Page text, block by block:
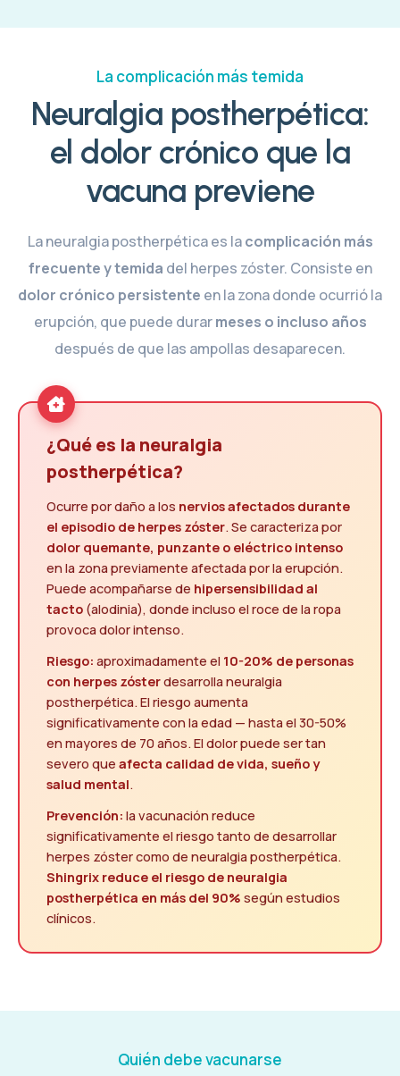
La complicación más temida
Neuralgia postherpética:
el dolor crónico que la
vacuna previene
La neuralgia postherpética es lacomplicación más
frecuente y temida del herpes zóster. Consiste en
dolor crónico persistente en la zona donde ocurrió la
erupción, que puede durarmeses o incluso años
después de que las ampollas desaparecen.
¿Qué es la neuralgia
postherpética?
Ocurre por daño a los nervios afectados durante
el episodio de herpes zóster. Se caracteriza por
dolor quemante, punzante o eléctrico intenso
en la zona previamente afectada por la erupción.
Puede acompañarse de hipersensibilidad al
tacto (alodinia), donde incluso el roce de la ropa
provoca dolor intenso.
Riesgo: aproximadamente el 10-20% de personas
con herpes zósterdesarrolla neuralgia
postherpética. El riesgo aumenta
significativamente con la edad — hasta el 30-50%
en mayores de 70 años. El dolor puede ser tan
severo que afecta calidad de vida, sueño y
salud mental.
Prevención: la vacunación reduce
significativamente el riesgo tanto de desarrollar
herpes zóster como de neuralgia postherpética.
Shingrix reduce el riesgo de neuralgia
postherpética en más del 90% según estudios
clínicos.
Quién debe vacunarse